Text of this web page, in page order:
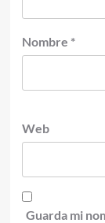
Nombre *
Web
Guarda mi